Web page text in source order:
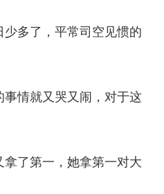
多了，平常司空见惯的
事情就又哭又闹，对于这
了第一，她拿第一对大